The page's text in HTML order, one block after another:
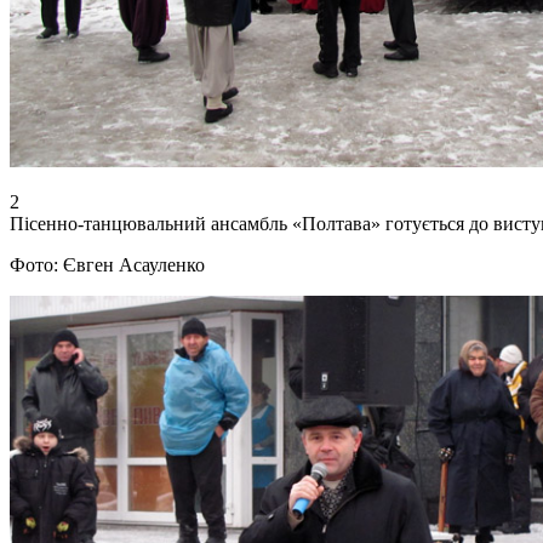
2
Пісенно-танцювальний ансамбль «Полтава» готується до
Фото: Євген Асауленко